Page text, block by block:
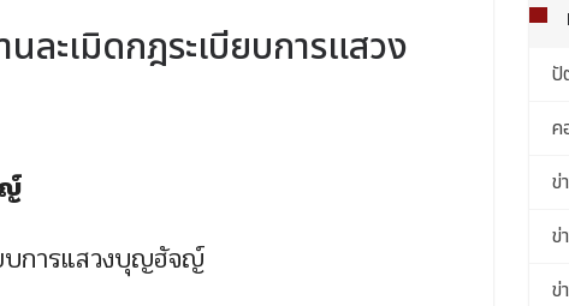
ละเมิดกฎระเบียบการแสวง
บการแสวงบุญฮัจญ์
ปั
ค
ข่
ข่
ข่